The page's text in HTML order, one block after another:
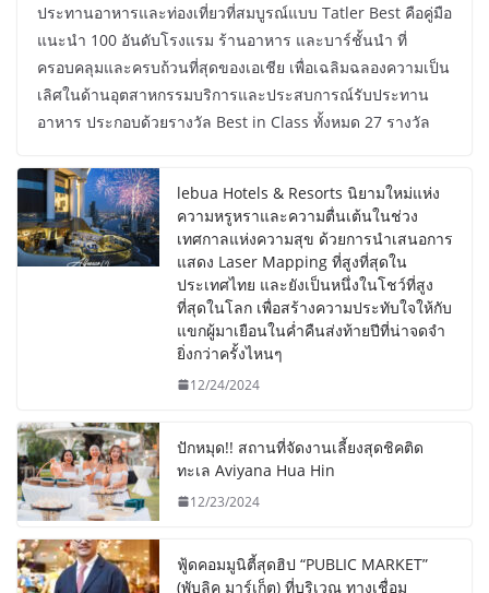
ประทานอาหารและท่องเที่ยวที่สมบูรณ์แบบ Tatler Best คือคู่มือ
แนะนำ 100 อันดับโรงแรม ร้านอาหาร และบาร์ชั้นนำ ที่
ครอบคลุมและครบถ้วนที่สุดของเอเชีย เพื่อเฉลิมฉลองความเป็น
เลิศในด้านอุตสาหกรรมบริการและประสบการณ์รับประทาน
อาหาร ประกอบด้วยรางวัล Best in Class ทั้งหมด 27 รางวัล
lebua Hotels & Resorts นิยามใหม่แห่ง
ความหรูหราและความตื่นเต้นในช่วง
เทศกาลแห่งความสุข ด้วยการนำเสนอการ
แสดง Laser Mapping ที่สูงที่สุดใน
ประเทศไทย และยังเป็นหนึ่งในโชว์ที่สูง
ที่สุดในโลก เพื่อสร้างความประทับใจให้กับ
แขกผู้มาเยือนในค่ำคืนส่งท้ายปีที่น่าจดจำ
ยิ่งกว่าครั้งไหนๆ
12/24/2024
ปักหมุด!! สถานที่จัดงานเลี้ยงสุดชิคติด
ทะเล Aviyana Hua Hin
12/23/2024
ฟู้ดคอมมูนิตี้สุดฮิป “PUBLIC MARKET”
(พับลิค มาร์เก็ต) ที่บริเวณ ทางเชื่อม